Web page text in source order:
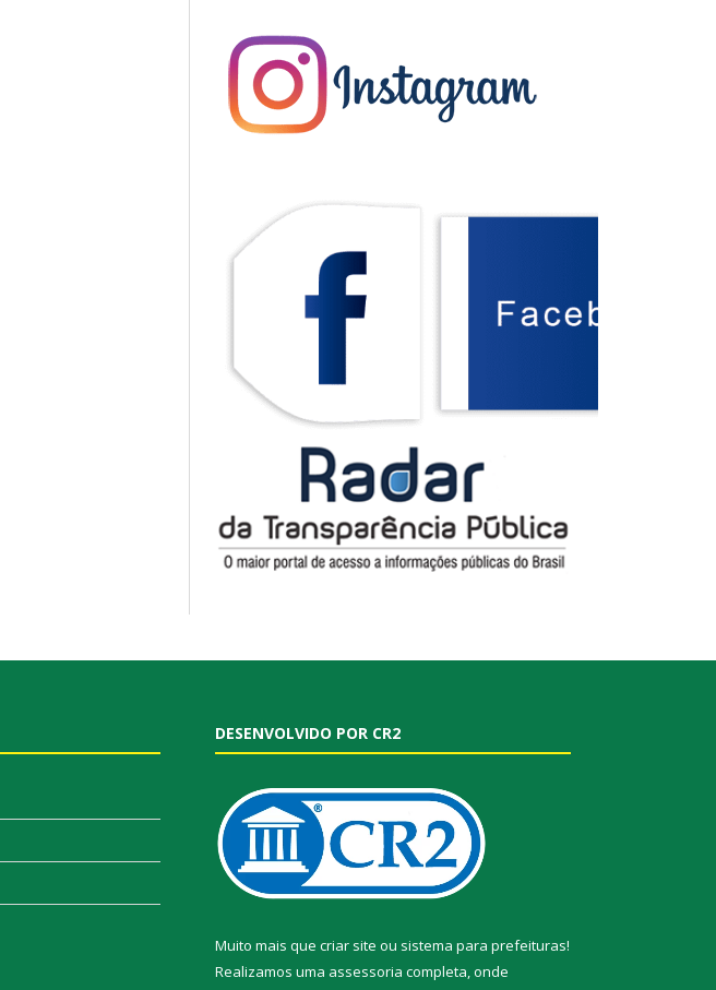
DESENVOLVIDO POR CR2
Muito mais que criar site ou sistema para prefeituras!
Realizamos uma assessoria completa, onde